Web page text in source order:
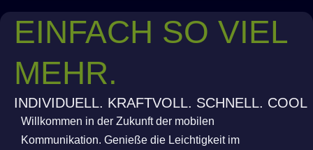
EINFACH SO VIEL
MEHR.
INDIVIDUELL. KRAFTVOLL. SCHNELL. COOL
Willkommen in der Zukunft der mobilen
Kommunikation. Genieße die Leichtigkeit im